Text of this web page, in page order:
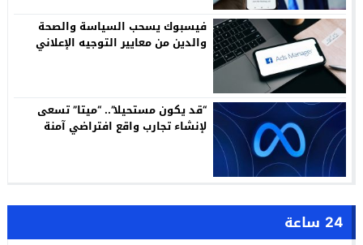
فيسبوك يسحب السياسة والصحة
والدين من معايير التوجيه الإعلاني
“قد يكون مستحيلا”.. “ميتا” تسعى
لإنشاء تجارب واقع افتراضي آمنة
24 ساعة